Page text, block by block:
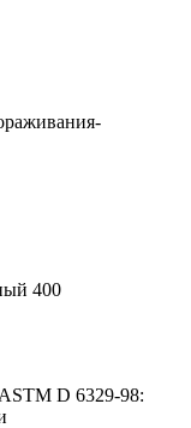
400
D 6329-98: